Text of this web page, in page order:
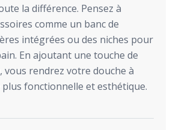
la différence. Pensez à
comme un banc de
intégrées ou des niches pour
En ajoutant une touche de
rendrez votre douche à
plus fonctionnelle et esthétique.